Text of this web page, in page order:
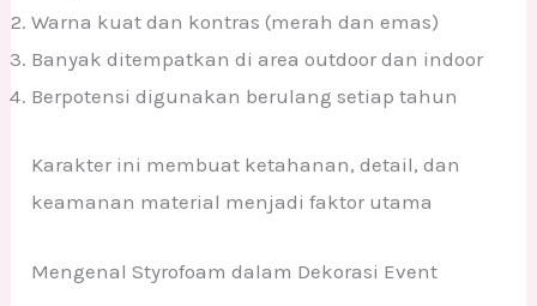
Warna kuat dan kontras (merah dan emas)
Banyak ditempatkan di area outdoor dan indoor
Berpotensi digunakan berulang setiap tahun
Karakter ini membuat ketahanan, detail, dan
keamanan material menjadi faktor utama
Mengenal Styrofoam dalam Dekorasi Event